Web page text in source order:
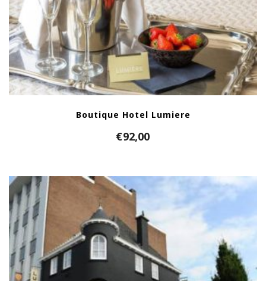
Boutique Hotel Lumiere
€92,00